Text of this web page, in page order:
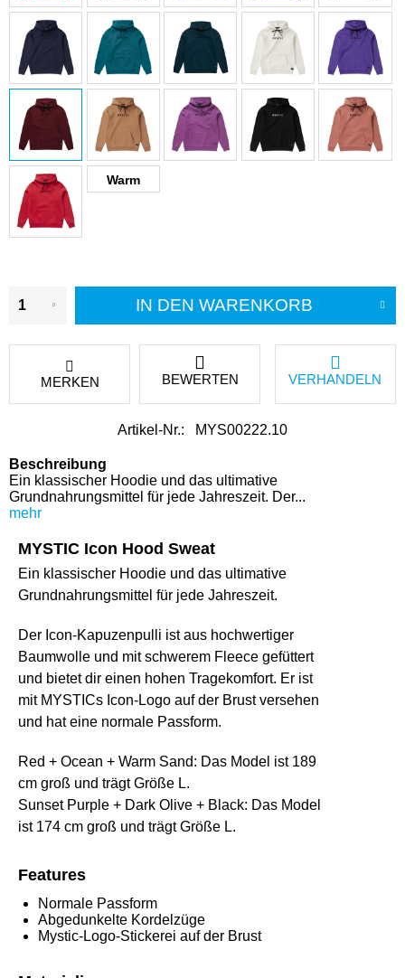
Warm
Sand
IN DEN WARENKORB
MERKEN BEWERTEN VERHANDELN
Artikel-Nr.: MYS00222.10
Beschreibung
Ein klassischer Hoodie und das ultimative
Grundnahrungsmittel für jede Jahreszeit. Der...
mehr
MYSTIC Icon Hood Sweat
Ein klassischer Hoodie und das ultimative
Grundnahrungsmittel für jede Jahreszeit.
Der Icon-Kapuzenpulli ist aus hochwertiger
Baumwolle und mit schwerem Fleece gefüttert
und bietet dir einen hohen Tragekomfort. Er ist
mit MYSTICs Icon-Logo auf der Brust versehen
und hat eine normale Passform.
Red + Ocean + Warm Sand: Das Model ist 189
cm groß und trägt Größe L.
Sunset Purple + Dark Olive + Black: Das Model
ist 174 cm groß und trägt Größe L.
Features
Normale Passform
Abgedunkelte Kordelzüge
Mystic-Logo-Stickerei auf der Brust